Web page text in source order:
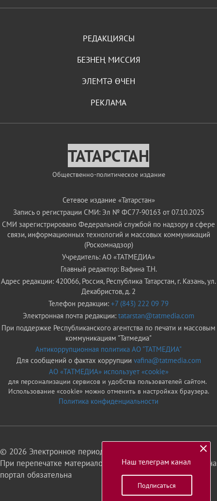
РЕДАКЦИЯСЫ
БЕЗНЕҢ МИССИЯ
ЭЛЕМТӘ ӨЧЕН
РЕКЛАМА
ТАТАРСТАН
Общественно-политическое издание
Сетевое издание «Татарстан»
Запись о регистрации СМИ: Эл № ФС77-90163 от 07.10.2025
СМИ зарегистрировано Федеральной службой по надзору в сфере
связи, информационных технологий и массовых коммуникаций
(Роскомнадзор)
Учредитель: АО «ТАТМЕДИА»
Главный редактор: Вафина Т.Н.
Адрес редакции: 420066, Россия, Республика Татарстан, г. Казань, ул.
Декабристов, д. 2
Телефон редакции: +7 (843) 222 09 79
Электронная почта редакции: tatarstan@tatmedia.com
При поддержке Республиканского агентства по печати и массовым
коммуникациям "Татмедиа"
Антикоррупционная политика АО "ТАТМЕДИА"
Для сообщений о фактах коррупции vafina@tatmedia.com
АО «ТАТМЕДИА» использует «cookie»
для персонализации сервисов и удобства пользователей сайтом.
Использование «cookie» можно отменить в настройках браузера.
Политика конфиденциальности
© 2026 Электронное периодическое издание «Татарстан»
При перепечатке материалов или их фрагментов ссылка на
портал обязательна
Наш телеграм канал
Подписаться